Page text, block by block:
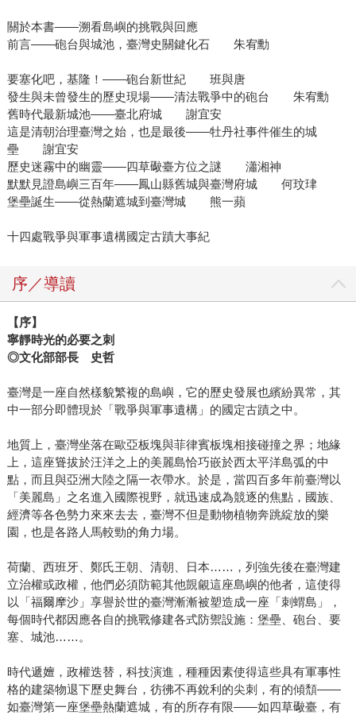
關於本書——溯看島嶼的挑戰與回應
前言——砲台與城池，臺灣史關鍵化石 朱宥勳
要塞化吧，基隆！——砲台新世紀 班與唐
發生與未曾發生的歷史現場——清法戰爭中的砲台 朱宥勳
舊時代最新城池——臺北府城 謝宜安
這是清朝治理臺灣之始，也是最後——牡丹社事件催生的城
壘 謝宜安
歷史迷霧中的幽靈——四草礮臺方位之謎 瀟湘神
默默見證島嶼三百年——鳳山縣舊城與臺灣府城 何玟珒
堡壘誕生——從熱蘭遮城到臺灣城 熊一蘋
十四處戰爭與軍事遺構國定古蹟大事紀
序／導讀
【序】
寧靜時光的必要之刺
◎文化部部長 史哲
臺灣是一座自然樣貌繁複的島嶼，它的歷史發展也繽紛異常，其
中一部分即體現於「戰爭與軍事遺構」的國定古蹟之中。
地質上，臺灣坐落在歐亞板塊與菲律賓板塊相接碰撞之界；地緣
上，這座聳拔於汪洋之上的美麗島恰巧嵌於西太平洋島弧的中
點，而且與亞洲大陸之隔一衣帶水。於是，當四百多年前臺灣以
「美麗島」之名進入國際視野，就迅速成為競逐的焦點，國族、
經濟等各色勢力來來去去，臺灣不但是動物植物奔跳綻放的樂
園，也是各路人馬較勁的角力場。
荷蘭、西班牙、鄭氏王朝、清朝、日本……，列強先後在臺灣建
立治權或政權，他們必須防範其他覬覦這座島嶼的他者，這使得
以「福爾摩沙」享譽於世的臺灣漸漸被塑造成一座「刺蝟島」，
每個時代都因應各自的挑戰修建各式防禦設施：堡壘、砲台、要
塞、城池……。
時代遞嬗，政權迭替，科技演進，種種因素使得這些具有軍事性
格的建築物退下歷史舞台，彷彿不再銳利的尖刺，有的傾頹——
如臺灣第一座堡壘熱蘭遮城，有的所存有限——如四草礮臺，有